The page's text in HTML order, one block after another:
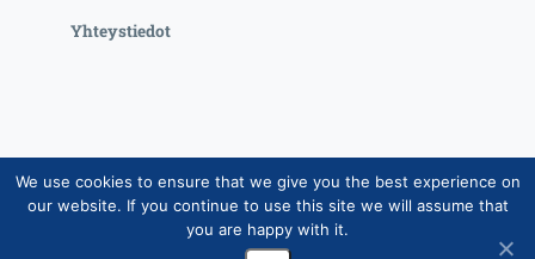
Yhteystiedot
Copyright © Suomen Rotarypalvelu ry 2026 |
Jäsentietojärjestelmän tietosuojaseloste| Henkilötietojen
käsittely Rotarytoiminnassa
We use cookies to ensure that we give you the best experience on
our website. If you continue to use this site we will assume that
you are happy with it.